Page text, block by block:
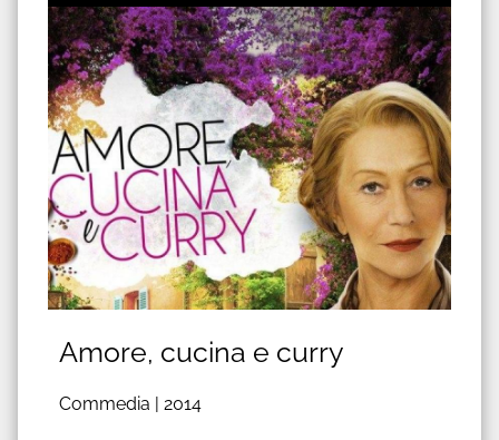
Amore, cucina e curry
Commedia | 2014